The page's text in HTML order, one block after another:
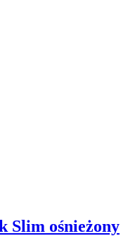
Slim ośnieżony